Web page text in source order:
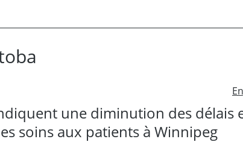
une diminution des délais
soins aux patients à Winnipeg